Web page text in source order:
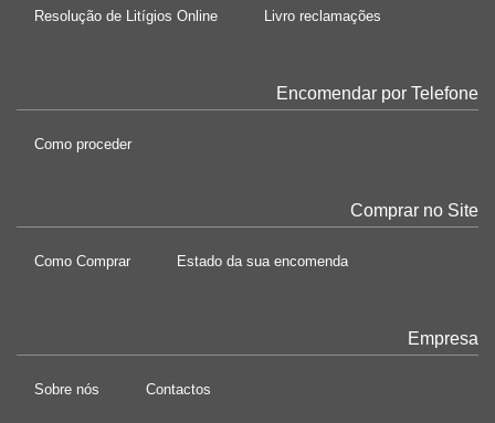
Resolução de Litígios Online Livro reclamações
Encomendar por Telefone
Como proceder
Comprar no Site
Como Comprar Estado da sua encomenda
Empresa
Sobre nós Contactos